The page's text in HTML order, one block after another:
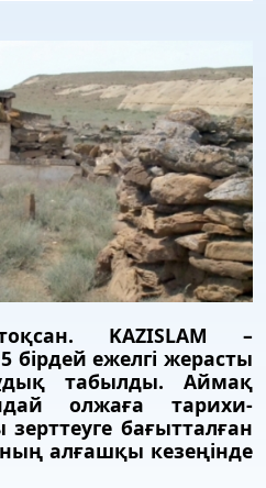
KAZISLAM –
бірдей ежелгі жерасты
табылды. Аймақ
олжаға тарихи-
бағытталған
алғашқы кезеңінде